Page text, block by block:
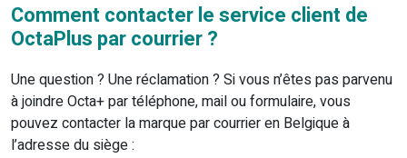
Comment contacter le service client de
OctaPlus par courrier ?
Une question ? Une réclamation ? Si vous n’êtes pas parvenu
à joindre Octa+ par téléphone, mail ou formulaire, vous
pouvez contacter la marque par courrier en Belgique à
l’adresse du siège :